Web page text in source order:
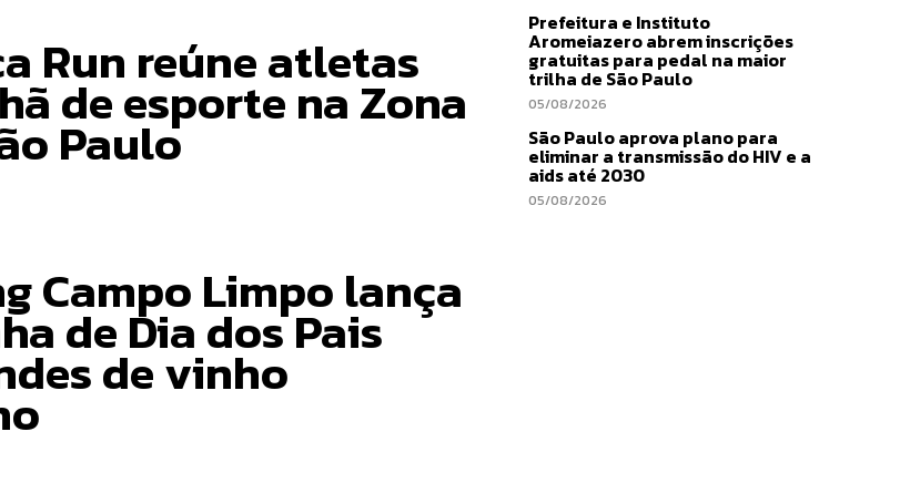
Run reúne atletas
de esporte na Zona
Paulo
Campo Limpo lança
de Dia dos Pais
de vinho
Prefeitura e Instituto
Aromeiazero abrem inscrições
gratuitas para pedal na maior
trilha de São Paulo
05/08/2026
São Paulo aprova plano para
eliminar a transmissão do HIV e a
aids até 2030
05/08/2026